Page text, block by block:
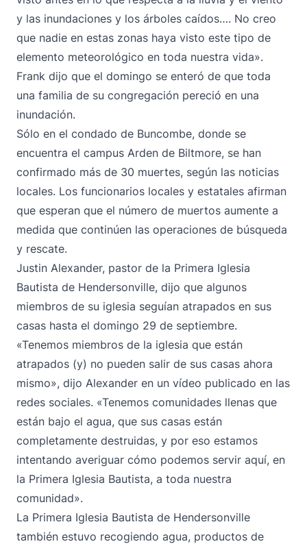
y las inundaciones y los árboles caídos…. No creo
que nadie en estas zonas haya visto este tipo de
elemento meteorológico en toda nuestra vida».
Frank dijo que el domingo se enteró de que toda
una familia de su congregación pereció en una
inundación.
Sólo en el condado de Buncombe, donde se
encuentra el campus Arden de Biltmore, se han
confirmado más de 30 muertes, según las noticias
locales. Los funcionarios locales y estatales afirman
que esperan que el número de muertos aumente a
medida que continúen las operaciones de búsqueda
y rescate.
Justin Alexander, pastor de la Primera Iglesia
Bautista de Hendersonville, dijo que algunos
miembros de su iglesia seguían atrapados en sus
casas hasta el domingo 29 de septiembre.
«Tenemos miembros de la iglesia que están
atrapados (y) no pueden salir de sus casas ahora
mismo», dijo Alexander en un vídeo publicado en las
redes sociales. «Tenemos comunidades llenas que
están bajo el agua, que sus casas están
completamente destruidas, y por eso estamos
intentando averiguar cómo podemos servir aquí, en
la Primera Iglesia Bautista, a toda nuestra
comunidad».
La Primera Iglesia Bautista de Hendersonville
también estuvo recogiendo agua, productos de